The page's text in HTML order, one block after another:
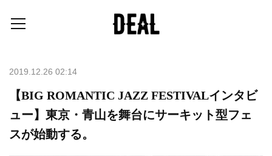
2019.12.26 02:14
【BIG ROMANTIC JAZZ FESTIVALインタビ
ュー】東京・青山を舞台にサーキット型フェ
スが始動する。